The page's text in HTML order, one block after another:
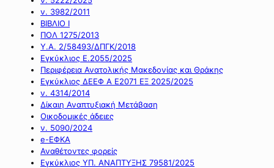
ν. 3982/2011
ΒΙΒΛΙΟ Ι
ΠΟΛ 1275/2013
Υ.Α. 2/58493/ΔΠΓΚ/2018
Εγκύκλιος Ε.2055/2025
Περιφέρεια Ανατολικής Μακεδονίας και Θράκης
Εγκύκλιος ΔΕΕΦ Α Ε2071 ΕΞ 2025/2025
ν. 4314/2014
Δίκαιη Αναπτυξιακή Μετάβαση
Οικοδομικές άδειες
ν. 5090/2024
e-ΕΦΚΑ
Αναθέτοντες φορείς
Εγκύκλιος ΥΠ. ΑΝΑΠΤΥΞΗΣ 79581/2025